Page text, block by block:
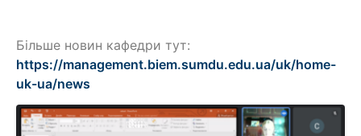
Більше новин кафедри тут:
https://management.biem.sumdu.edu.ua/uk/home-
uk-ua/news